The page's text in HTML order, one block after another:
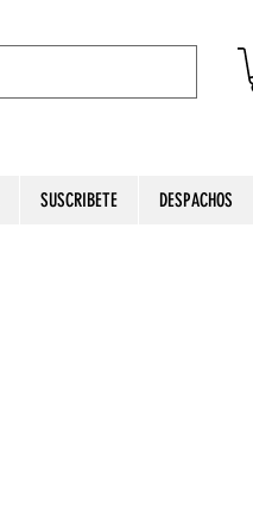
SUSCRIBETE DESPACHOS